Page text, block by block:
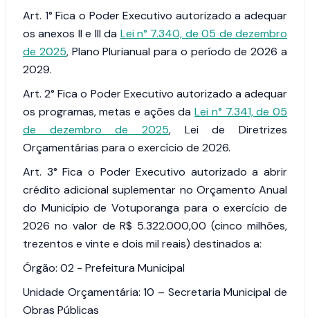
Art. 1° Fica o Poder Executivo autorizado a adequar
os anexos II e III da Lei n° 7.340, de 05 de dezembro
de 2025, Plano Plurianual para o período de 2026 a
2029.
Art. 2° Fica o Poder Executivo autorizado a adequar
os programas, metas e ações daLei n° 7.341, de 05
de dezembro de 2025, Lei de Diretrizes
Orçamentárias para o exercício de 2026.
Art. 3° Fica o Poder Executivo autorizado a abrir
crédito adicional suplementar no Orçamento Anual
do Município de Votuporanga para o exercício de
2026 no valor de R$ 5.322.000,00 (cinco milhões,
trezentos e vinte e dois mil reais) destinados a:
Órgão: 02 - Prefeitura Municipal
Unidade Orçamentária: 10 – Secretaria Municipal de
Obras Públicas